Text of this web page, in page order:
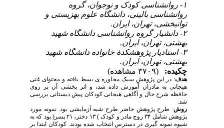
۱- روانشناسی کودک و نوجوان، گروه
روانشناسی بالینی، دانشگاه علوم بهزیستی و
توانبخشی، تهران، ایران.
۲- دانشیار گروه روانشناسی دانشگاه شهید
بهشتی، تهران، ایران.
۳- استادیار پژوهشکدۀ خانواده دانشگاه شهید
بهشتی، تهران، ایران.
چکیده:
هدف: در این پژوهش سبک محاوره ی بسط یافته و محتوای غنی
هیجانی به مادران آموزش داده شد، و اثر بخشی آن بر روی
حافظه شرح حال و آگاهی هیجانی کودکان پیش دبستانی بررسی
شد.
روش: طرح پژوهش حاضر طرح شبه آزمایشی بود. نمونه مورد
پژوهش شامل ۳۴ زوج مادر و کودک ) ۱۳ دختر، ۲۱ پسر( بود که به
شیوه نمونه گیری در دسترس انتخاب شده بودند. کودکان ابتدا بر